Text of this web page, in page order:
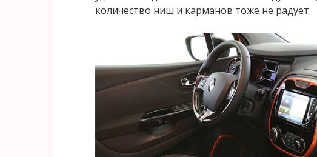
количество ниш и карманов тоже не радует.